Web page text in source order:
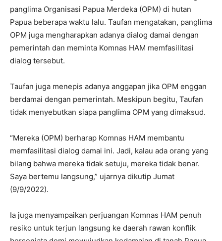
panglima Organisasi Papua Merdeka (OPM) di hutan
Papua beberapa waktu lalu. Taufan mengatakan, panglima
OPM juga mengharapkan adanya dialog damai dengan
pemerintah dan meminta Komnas HAM memfasilitasi
dialog tersebut.
Taufan juga menepis adanya anggapan jika OPM enggan
berdamai dengan pemerintah. Meskipun begitu, Taufan
tidak menyebutkan siapa panglima OPM yang dimaksud.
“Mereka (OPM) berharap Komnas HAM membantu
memfasilitasi dialog damai ini. Jadi, kalau ada orang yang
bilang bahwa mereka tidak setuju, mereka tidak benar.
Saya bertemu langsung,” ujarnya dikutip Jumat
(9/9/2022).
Ia juga menyampaikan perjuangan Komnas HAM penuh
resiko untuk terjun langsung ke daerah rawan konflik